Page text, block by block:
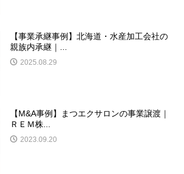
【事業承継事例】北海道・水産加工会社の
親族内承継｜...
2025.08.29
【M&A事例】まつエクサロンの事業譲渡｜
ＲＥＭ株...
2023.09.20